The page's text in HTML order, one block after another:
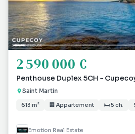
2 590 000 €
Penthouse Duplex 5CH -
Saint Martin
613 m² 🏢 Appartement 🛏 5 ch.
Emotion Real Estate